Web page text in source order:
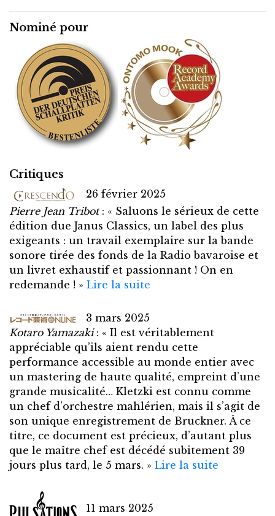
Nominé pour
Critiques
26 février 2025
Pierre Jean Tribot: « Saluons le sérieux de cette
édition due Janus Classics, un label des plus
exigeants : un travail exemplaire sur la bande
sonore tirée des fonds de la Radio bavaroise et
un livret exhaustif et passionnant ! On en
redemande ! » Lire la suite
3 mars 2025
Kotaro Yamazaki: « Il est véritablement
appréciable qu’ils aient rendu cette
performance accessible au monde entier avec
un mastering de haute qualité, empreint d’une
grande musicalité… Kletzki est connu comme
un chef d’orchestre mahlérien, mais il s’agit de
son unique enregistrement de Bruckner. À ce
titre, ce document est précieux, d’autant plus
que le maître chef est décédé subitement 39
jours plus tard, le 5 mars. » Lire la suite
11 mars 2025